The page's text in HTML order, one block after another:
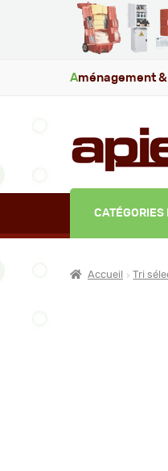
Aménagement &
CATÉGORIES
Accueil Tri